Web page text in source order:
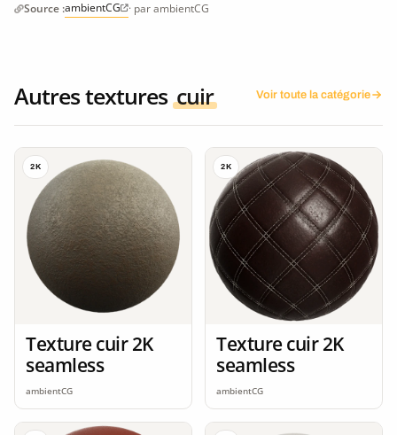
Source :ambientCG · par ambientCG
Autres textures cuir Voir toute la catégorie
2K
Texture cuir 2K
seamless
ambientCG
2K
Texture cuir 2K
seamless
ambientCG